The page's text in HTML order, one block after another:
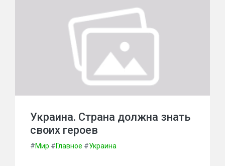
Украина. Страна должна знать
своих героев
#Мир #Главное #Украина